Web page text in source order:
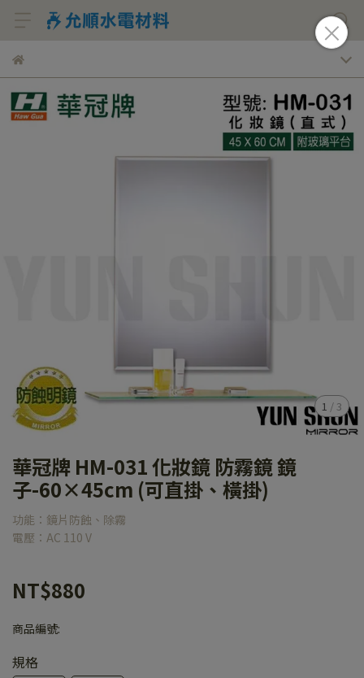
1 / 3
華冠牌 HM-031 化妝鏡 防霧鏡 鏡
子-60×45cm (可直掛、橫掛)
功能：鏡片防蝕、除霧
電壓：AC 110 V
NT$880
商品編號:
規格